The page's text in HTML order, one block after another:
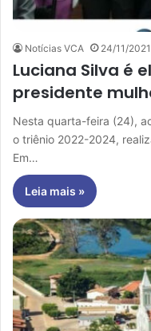
Notícias VCA 24/11/2021
Luciana Silva é
presidente
Nesta quarta-feira (24),
o triênio 2022-2024,
Em…
Leia mais »